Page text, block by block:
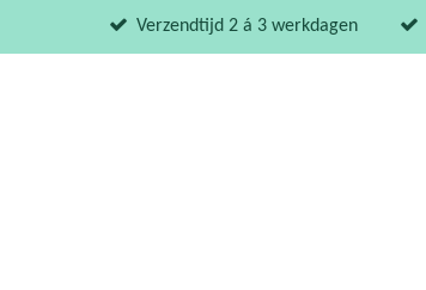
Verzendtijd 2 á 3 werkdagen